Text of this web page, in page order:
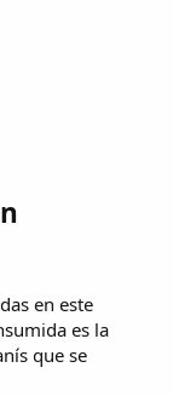
en este
es la
que se